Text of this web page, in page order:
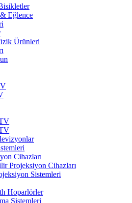
Eğlence
Ürünleri
Cihazları
Projeksiyon Cihazları
Sistemleri
Hoparlörler
Sistemleri